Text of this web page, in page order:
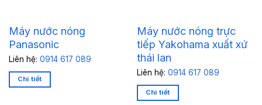
Máy nước nóng
Panasonic
Liên hệ: 0914 617 089
Chi tiết
Máy nước nóng trực
tiếp Yakohama xuất xứ
thái lan
Liên hệ: 0914 617 089
Chi tiết